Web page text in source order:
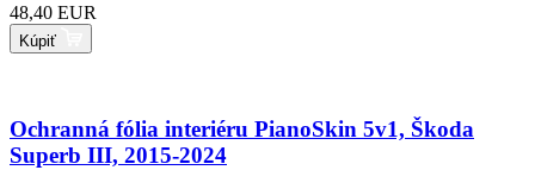
48,40 EUR
Kúpiť
Ochranná fólia interiéru PianoSkin 5v1, Škoda
Superb III, 2015-2024